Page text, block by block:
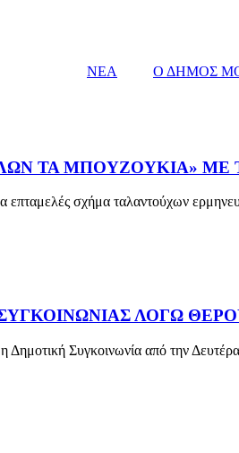
ΝΕΑ Ο ΔΗΜΟΣ
ΤΑ ΜΠΟΥΖΟΥΚΙΑ» ΜΕ
επταμελές σχήμα ταλαντούχων
ΛΟΓΩ
η Δημοτική Συγκοινωνία από την